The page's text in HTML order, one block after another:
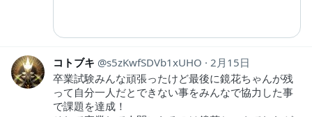
コトブキ s5zKwfSDVb1xUHO
2月15日
卒業試験みんな頑張ったけど最後に鏡花ちゃんが残
って自分一人だとできない事をみんなで協力した事
で課題を達成！